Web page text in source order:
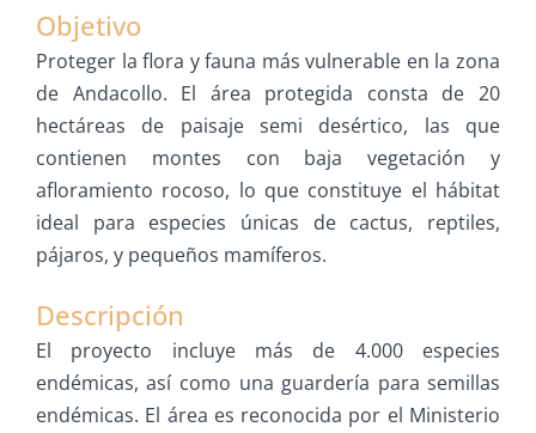
Objetivo
Proteger la flora y fauna más vulnerable en la zona
de Andacollo. El área protegida consta de 20
hectáreas de paisaje semi desértico, las que
contienen montes con baja vegetación y
afloramiento rocoso, lo que constituye el hábitat
ideal para especies únicas de cactus, reptiles,
pájaros, y pequeños mamíferos.
Descripción
El proyecto incluye más de 4.000 especies
endémicas, así como una guardería para semillas
endémicas. El área es reconocida por el Ministerio